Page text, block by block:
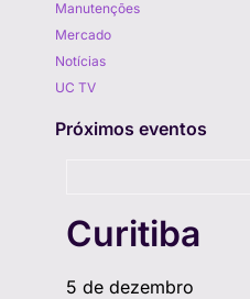
Manutenções
Mercado
Notícias
UC TV
Próximos eventos
Curitiba
5 de dezembro